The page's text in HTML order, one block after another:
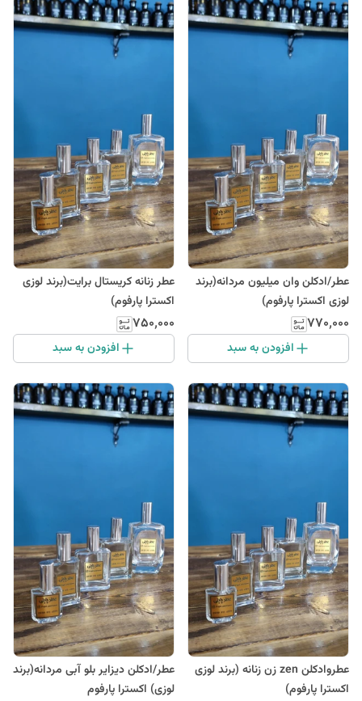
عطر/ادکلن وان میلیون مردانه(برند
لوزی اکسترا پارفوم)
۷۷۰٬۰۰۰
افزودن به سبد
عطر زنانه کریستال برایت(برند لوزی
اکسترا پارفوم)
۷۵۰٬۰۰۰
افزودن به سبد
عطروادکلن zen زن زنانه (برند لوزی
اکسترا پارفوم)
عطر/ادکلن دیزایر بلو آبی مردانه(برند
لوزی) اکسترا پارفوم